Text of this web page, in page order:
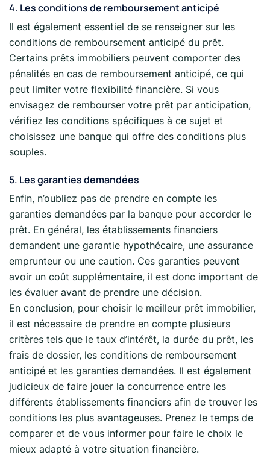
4. Les conditions de remboursement anticipé
Il est également essentiel de se renseigner sur les
conditions de remboursement anticipé du prêt.
Certains prêts immobiliers peuvent comporter des
pénalités en cas de remboursement anticipé, ce qui
peut limiter votre flexibilité financière. Si vous
envisagez de rembourser votre prêt par anticipation,
vérifiez les conditions spécifiques à ce sujet et
choisissez une banque qui offre des conditions plus
souples.
5. Les garanties demandées
Enfin, n’oubliez pas de prendre en compte les
garanties demandées par la banque pour accorder le
prêt. En général, les établissements financiers
demandent une garantie hypothécaire, une assurance
emprunteur ou une caution. Ces garanties peuvent
avoir un coût supplémentaire, il est donc important de
les évaluer avant de prendre une décision.
En conclusion, pour choisir le meilleur prêt immobilier,
il est nécessaire de prendre en compte plusieurs
critères tels que le taux d’intérêt, la durée du prêt, les
frais de dossier, les conditions de remboursement
anticipé et les garanties demandées. Il est également
judicieux de faire jouer la concurrence entre les
différents établissements financiers afin de trouver les
conditions les plus avantageuses. Prenez le temps de
comparer et de vous informer pour faire le choix le
mieux adapté à votre situation financière.